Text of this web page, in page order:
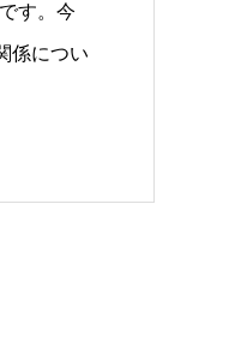
す。今
係につい